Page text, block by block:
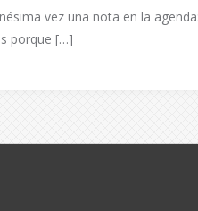
vez una nota en la
porque […]